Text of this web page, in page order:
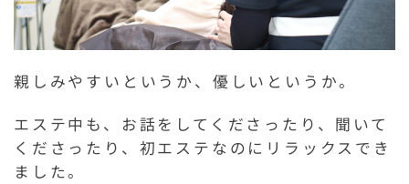
親しみやすいというか、優しいというか。
エステ中も、お話をしてくださったり、聞いて
くださったり、初エステなのにリラックスでき
ました。